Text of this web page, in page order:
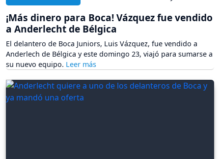
¡Más dinero para Boca! Vázquez fue vendido
a Anderlecht de Bélgica
El delantero de Boca Juniors, Luis Vázquez, fue vendido a
Anderlech de Bélgica y este domingo 23, viajó para sumarse a
su nuevo equipo.